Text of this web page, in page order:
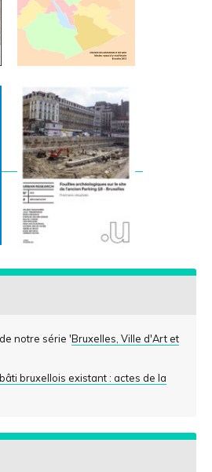
notre série 'Bruxelles, Ville d'Art et
bruxellois existant : actes de la